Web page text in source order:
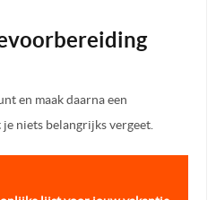
en maak daarna een
niets belangrijks vergeet.